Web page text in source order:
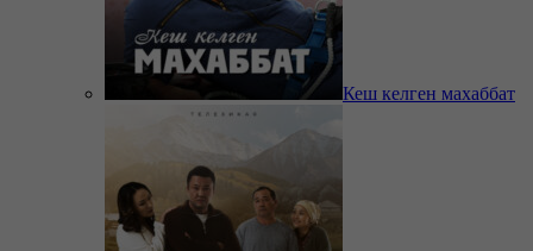
Кеш келген махаббат